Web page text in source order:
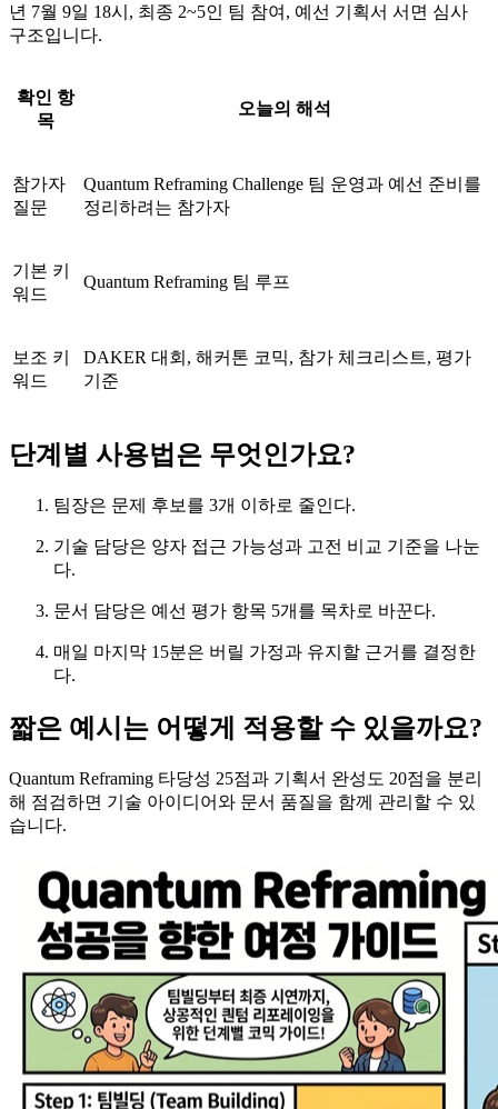
년 7월 9일 18시, 최종 2~5인 팀 참여, 예선 기획서 서면 심사
구조입니다.
확인 항
목
오늘의 해석
참가자
질문
Quantum Reframing Challenge 팀 운영과 예선 준비를
정리하려는 참가자
기본 키
워드
Quantum Reframing 팀 루프
보조 키
워드
DAKER 대회, 해커톤 코믹, 참가 체크리스트, 평가
기준
단계별 사용법은 무엇인가요?
팀장은 문제 후보를 3개 이하로 줄인다.
기술 담당은 양자 접근 가능성과 고전 비교 기준을 나눈
다.
문서 담당은 예선 평가 항목 5개를 목차로 바꾼다.
매일 마지막 15분은 버릴 가정과 유지할 근거를 결정한
다.
짧은 예시는 어떻게 적용할 수 있을까요?
Quantum Reframing 타당성 25점과 기획서 완성도 20점을 분리
해 점검하면 기술 아이디어와 문서 품질을 함께 관리할 수 있
습니다.